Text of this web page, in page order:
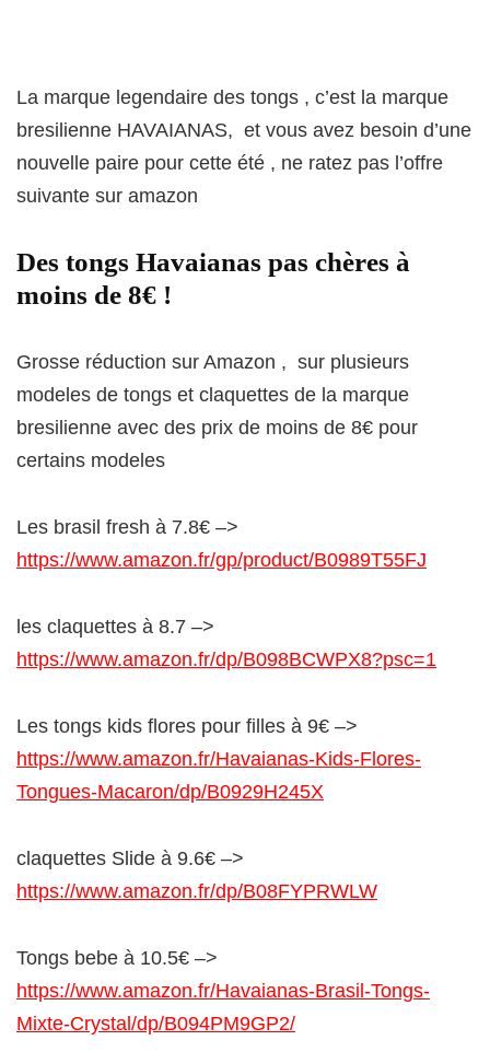
La marque legendaire des tongs , c’est la marque
bresilienne HAVAIANAS, et vous avez besoin d’une
nouvelle paire pour cette été , ne ratez pas l’offre
suivante sur amazon
Des tongs Havaianas pas chères à
moins de 8€ !
Grosse réduction sur Amazon , sur plusieurs
modeles de tongs et claquettes de la marque
bresilienne avec des prix de moins de 8€ pour
certains modeles
Les brasil fresh à 7.8€ –>
https://www.amazon.fr/gp/product/B0989T55FJ
les claquettes à 8.7 –>
https://www.amazon.fr/dp/B098BCWPX8?psc=1
Les tongs kids flores pour filles à 9€ –>
https://www.amazon.fr/Havaianas-Kids-Flores-
Tongues-Macaron/dp/B0929H245X
claquettes Slide à 9.6€ –>
https://www.amazon.fr/dp/B08FYPRWLW
Tongs bebe à 10.5€ –>
https://www.amazon.fr/Havaianas-Brasil-Tongs-
Mixte-Crystal/dp/B094PM9GP2/